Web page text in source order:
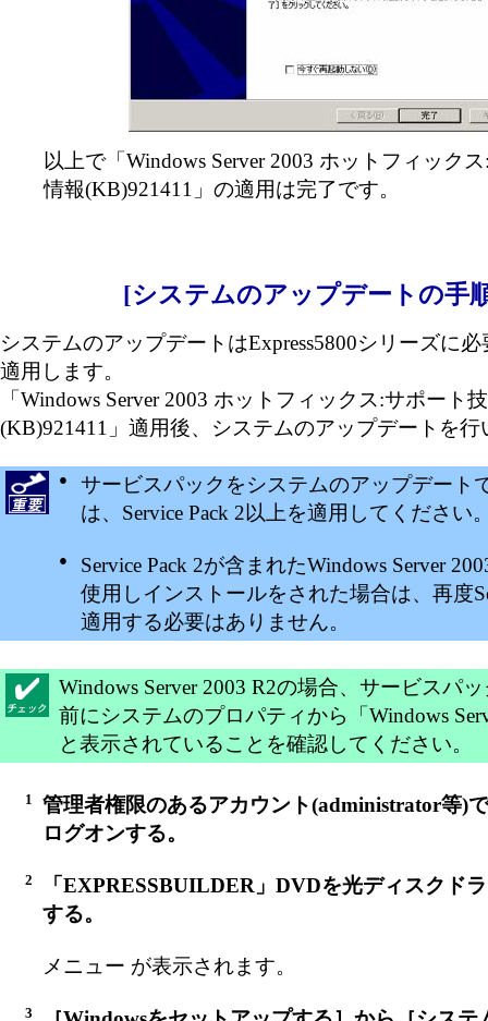
以上で「Windows Server 2003 ホットフィック
情報(KB)921411」の適用は完了です。
[システムのアップデートの手
システムのアップデートはExpress5800シリーズに
適用します。
「Windows Server 2003 ホットフィックス:サポート
(KB)921411」適用後、システムのアップデートを行
●
サービスパックをシステムのアップデート
は、Service Pack 2以上を適用してください
●
Service Pack 2が含まれたWindows Server
使用しインストールをされた場合は、再度
適用する必要はありません。
Windows Server 2003 R2の場合、サービスパ
前にシステムのプロパティから「Windows
と表示されていることを確認してください。
1
管理者権限のあるアカウント(administrator等)
ログオンする。
2
「EXPRESSBUILDER」DVDを光ディスクド
する。
メニュー が表示されます。
3